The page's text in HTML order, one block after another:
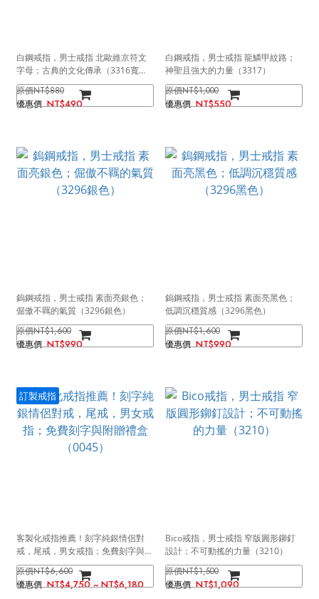
白鋼戒指，男士戒指 北歐維京符文
字母；古典的文化傳承（3316寬
版）
NT$880
NT$490
白鋼戒指，男士戒指 龍鱗甲紋路；
神聖且強大的力量（3317）
NT$1,000
NT$550
鎢鋼戒指，男士戒指 素面亮銀色；
倔傲不羈的氣質（3296銀色）
NT$1,600
NT$990
鎢鋼戒指，男士戒指 素面亮黑色；
低調沉穩質感（3296黑色）
NT$1,600
NT$990
訂製戒指
客製化戒指推薦！刻字純銀情侶對
戒，尾戒，男女戒指；免費刻字與附
贈禮盒（0045）
NT$6,600
NT$4,750 ~ NT$6,180
Bico戒指，男士戒指 窄版圓形鉚釘
設計；不可動搖的力量（3210）
NT$1,500
NT$1,090